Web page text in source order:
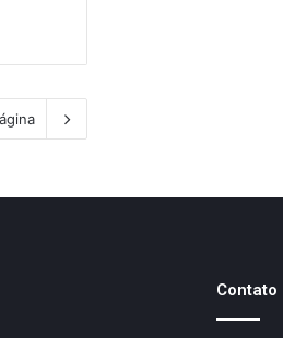
Contato